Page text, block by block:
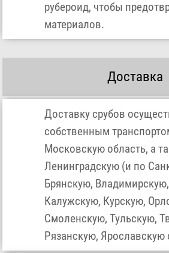
рубероид, чтобы
материалов.
Доставка
Доставку срубов
собственным
Московскую область, а
Ленинградскую (и по
Брянскую,
Калужскую, Курскую,
Смоленскую, Тульскую,
Рязанскую, Ярославскую